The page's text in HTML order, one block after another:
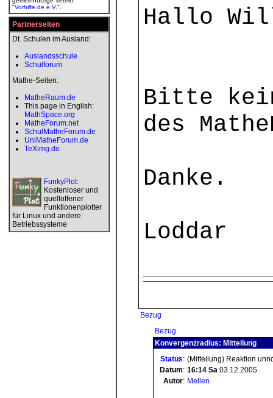
"Vorhilfe.de e.V.".
Partnerseiten
Dt. Schulen im Ausland:
Auslandsschule
Schulforum
Mathe-Seiten:
MatheRaum.de
This page in English:
MathSpace.org
MatheForum.net
SchulMatheForum.de
UniMatheForum.de
TeXimg.de
FunkyPlot:
Kostenloser und
quelloffener
Funktionenplotter
für Linux und andere
Betriebssysteme
Hallo
Bitte
des
Danke.
Loddar
Bezug
Bezug
Konvergenzradius: Mitteilung
Status: (Mitteilung) Reaktion
Datum: 16:14 Sa 03.12.2005
Autor: Mellen